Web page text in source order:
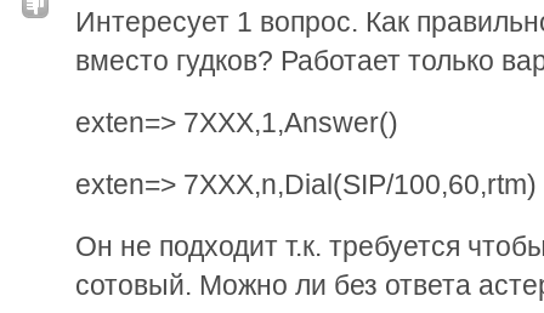
Интересует 1 вопрос. Как
вместо гудков? Работает только
exten=> 7XXX,1,Answer()
exten=> 7XXX,n,Dial(SIP/100,60,rtm)
Он не подходит т.к. требуется
сотовый. Можно ли без ответа